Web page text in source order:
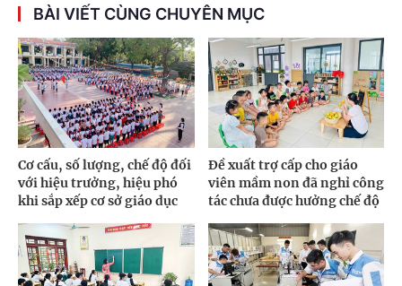
BÀI VIẾT CÙNG CHUYÊN MỤC
Cơ cấu, số lượng, chế độ đối
với hiệu trưởng, hiệu phó
khi sắp xếp cơ sở giáo dục
Đề xuất trợ cấp cho giáo
viên mầm non đã nghỉ công
tác chưa được hưởng chế độ